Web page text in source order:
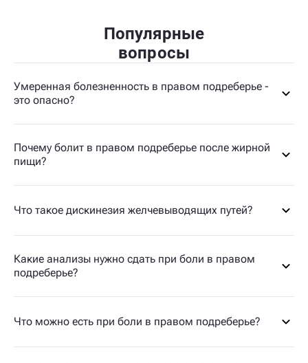
Популярные
вопросы
Умеренная болезненность в правом подреберье -
это опасно?
Почему болит в правом подреберье после жирной
пищи?
Что такое дискинезия желчевыводящих путей?
Какие анализы нужно сдать при боли в правом
подреберье?
Что можно есть при боли в правом подреберье?